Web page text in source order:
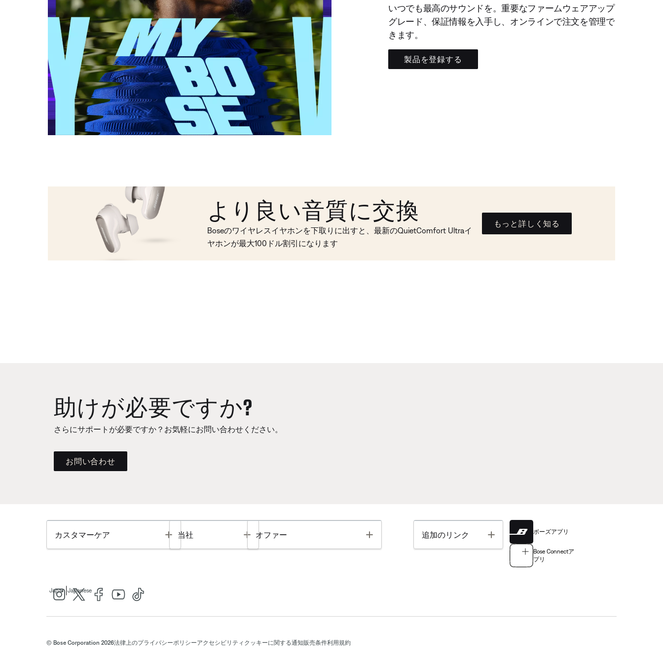
いつでも最高のサウンドを。重要なファームウェアアップ
グレード、保証情報を入手し、オンラインで注文を管理で
きます。
製品を登録する
より良い音質に交換
Boseのワイヤレスイヤホンを下取りに出すと、最新のQuietComfort Ultraイ
ヤホンが最大100ドル割引になります
もっと詳しく知る
助けが必要ですか?
さらにサポートが必要ですか？お気軽にお問い合わせください。
お問い合わせ
カスタマーケア Toggle
当社 Toggle
オファー Toggle 追加のリンク Toggle ボーズアプリ
Bose Connectア
プリ
Japan Japanese
© Bose Corporation 2026法律上のプライバシーポリシーアクセシビリティ クッキーに関する通知販売条件利用規約